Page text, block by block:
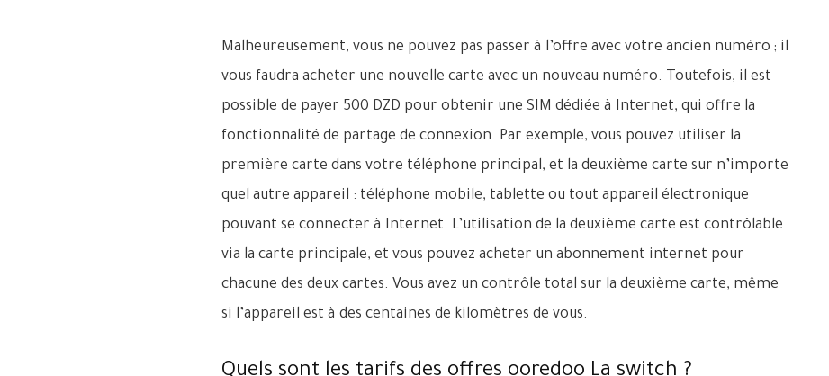
Malheureusement, vous ne pouvez pas passer à l’offre avec votre ancien numéro ; il
vous faudra acheter une nouvelle carte avec un nouveau numéro. Toutefois, il est
possible de payer 500 DZD pour obtenir une SIM dédiée à Internet, qui offre la
fonctionnalité de partage de connexion. Par exemple, vous pouvez utiliser la
première carte dans votre téléphone principal, et la deuxième carte sur n’importe
quel autre appareil : téléphone mobile, tablette ou tout appareil électronique
pouvant se connecter à Internet. L’utilisation de la deuxième carte est contrôlable
via la carte principale, et vous pouvez acheter un abonnement internet pour
chacune des deux cartes. Vous avez un contrôle total sur la deuxième carte, même
si l’appareil est à des centaines de kilomètres de vous.
INTERNET IDOOM ADSL ET VDSL 2025